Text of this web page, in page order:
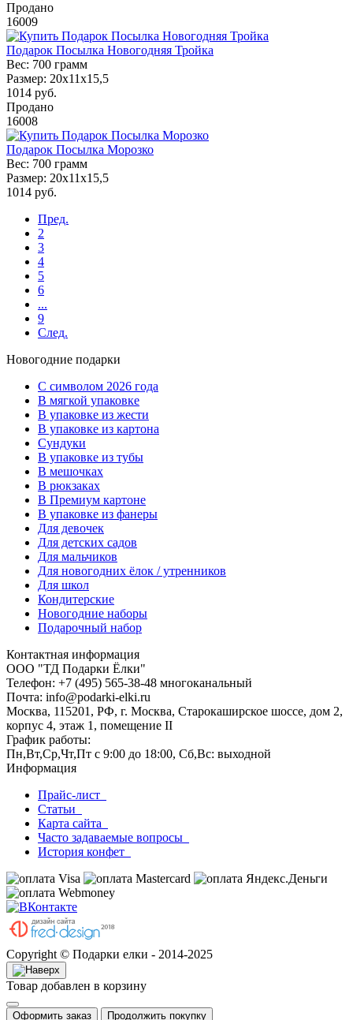
Продано
16009
Подарок Посылка Новогодняя Тройка
Вес: 700 грамм
Размер: 20х11х15,5
1014 руб.
Продано
16008
Подарок Посылка Морозко
Вес: 700 грамм
Размер: 20х11х15,5
1014 руб.
Пред.
2
3
4
5
6
...
9
След.
Новогодние подарки
C символом 2026 года
В мягкой упаковке
В упаковке из жести
В упаковке из картона
Сундуки
В упаковке из тубы
В мешочках
В рюкзаках
В Премиум картоне
В упаковке из фанеры
Для девочек
Для детских садов
Для мальчиков
Для новогодних ёлок / утренников
Для школ
Кондитерские
Новогодние наборы
Подарочный набор
Контактная информация
ООО "ТД Подарки Ёлки"
Телефон: +7 (495) 565-38-48 многоканальный
Почта: info@podarki-elki.ru
Москва, 115201, РФ, г. Москва, Старокаширское шоссе, дом 2,
корпус 4, этаж 1, помещение II
График работы:
Пн,Вт,Ср,Чт,Пт с 9:00 до 18:00, Сб,Вс: выходной
Информация
Прайс-лист
Статьи
Карта сайта
Часто задаваемые вопросы
История конфет
Copyright © Подарки елки - 2014-2025
Товар добавлен в корзину
Оформить заказ Продолжить покупку